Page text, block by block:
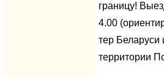
границу!
4.00
тер
территории